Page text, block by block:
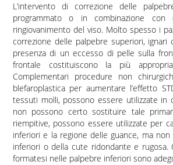
L’intervento di correzione delle
programmato o in combinazione
ringiovanimento del viso. Molto spesso i
correzione delle palpebre superiori,
presenza di un eccesso di pelle sulla
frontale costituiscono la più
Complementari procedure non
blefaroplastica per aumentare l’effetto
tessuti molli, possono essere utilizzate in
non possono certo sostituire tale
riempitive, possono essere utilizzate per
inferiori e la regione delle guance, ma
inferiori o della cute ridondante e
formatesi nelle palpebre inferiori sono